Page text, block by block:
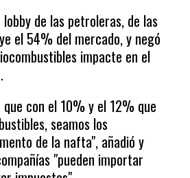
de las petroleras, de las
el 54% del mercado, y negó
impacte en el
con el 10% y el 12% que
seamos los
de la nafta", añadió y
"pueden importar